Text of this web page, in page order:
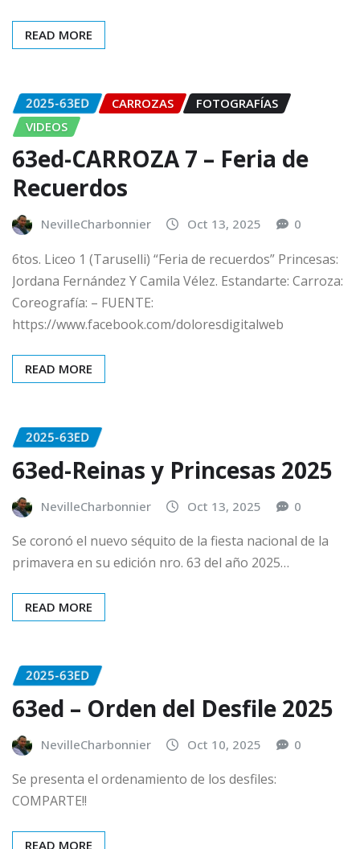
READ MORE
2025-63ED CARROZAS
FOTOGRAFÍAS
VIDEOS
63ed-CARROZA 7 – Feria de
Recuerdos
NevilleCharbonnier Oct 13, 2025 0
6tos. Liceo 1 (Taruselli) “Feria de recuerdos” Princesas:
Jordana Fernández Y Camila Vélez. Estandarte: Carroza:
Coreografía: – FUENTE:
https://www.facebook.com/doloresdigitalweb
READ MORE
2025-63ED
63ed-Reinas y Princesas 2025
NevilleCharbonnier Oct 13, 2025 0
Se coronó el nuevo séquito de la fiesta nacional de la
primavera en su edición nro. 63 del año 2025…
READ MORE
2025-63ED
63ed – Orden del Desfile 2025
NevilleCharbonnier Oct 10, 2025 0
Se presenta el ordenamiento de los desfiles:
COMPARTE!!
READ MORE